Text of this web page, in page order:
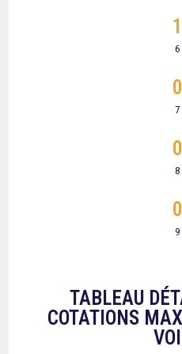
6
1
7
0
8
0
9
0
TABLEAU
COTATIONS